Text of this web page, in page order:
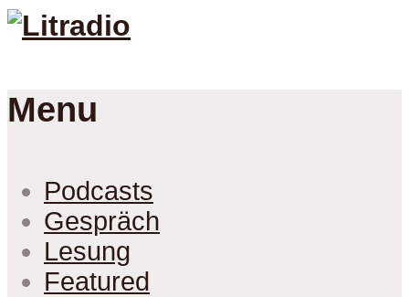
Menu
Podcasts
Gespräch
Lesung
Featured